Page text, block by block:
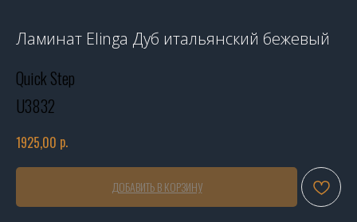
Ламинат Elinga Дуб итальянский бежевый
Quick Step
U3832
1925,00 р.
ДОБАВИТЬ В КОРЗИНУ